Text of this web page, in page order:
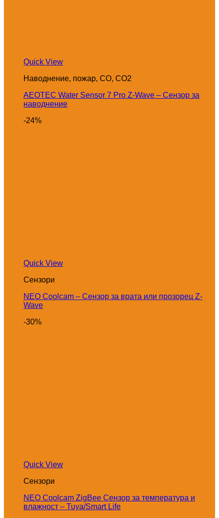
Quick View
Наводнение, пожар, CO, CO2
AEOTEC Water Sensor 7 Pro Z-Wave – Сензор за
наводнение
-24%
Quick View
Сензори
NEO Coolcam – Сензор за врата или прозорец Z-
Wave
-30%
Quick View
Сензори
NEO Coolcam ZigBee Сензор за температура и
влажност – Tuya/Smart Life